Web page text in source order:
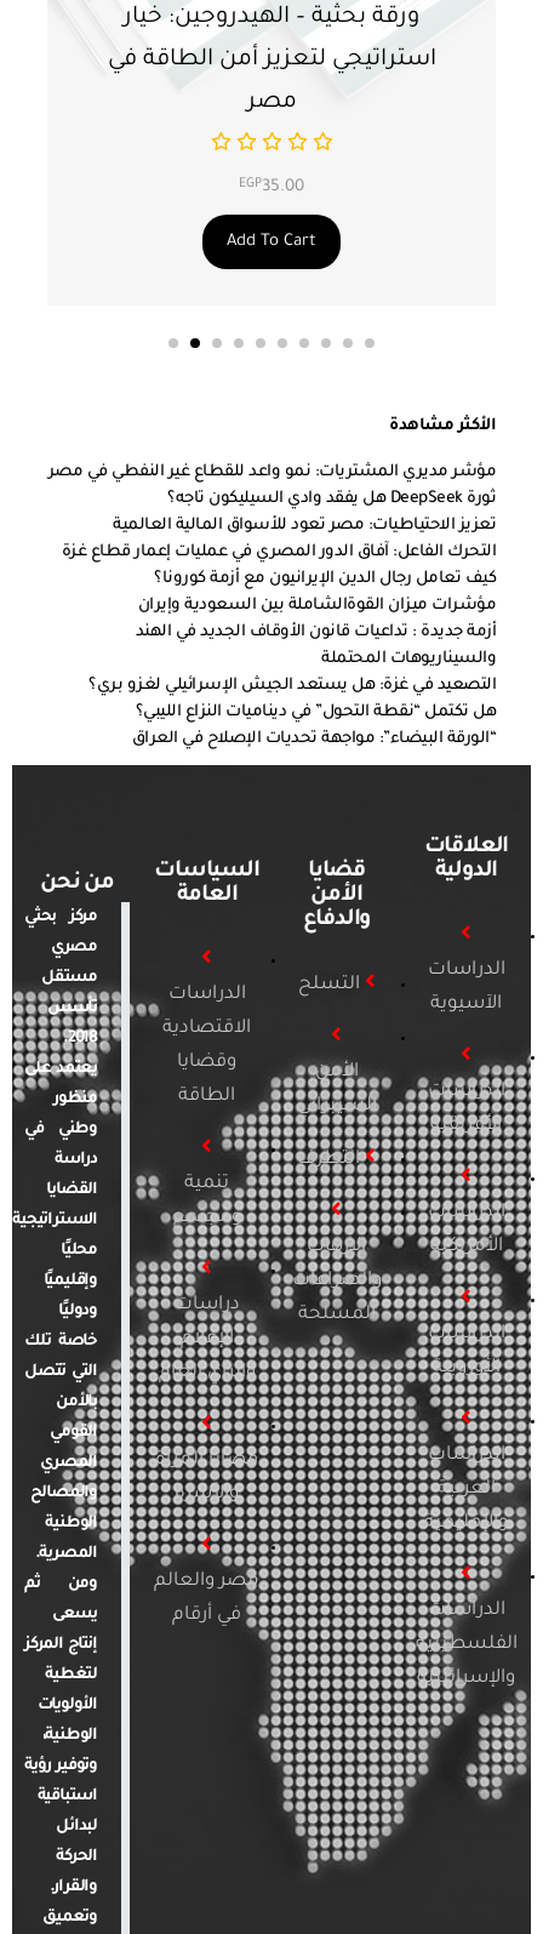
ورقة بحثية – الهيدروجين: خيار
استراتيجي لتعزيز أمن الطاقة في
مصر
EGP35.00
Add To Cart
الأكثر مشاهدة
مؤشر مديري المشتريات: نمو واعد للقطاع غير النفطي في مصر
ثورة DeepSeek هل يفقد وادي السيليكون تاجه؟
تعزيز الاحتياطيات: مصر تعود للأسواق المالية العالمية
التحرك الفاعل: آفاق الدور المصري في عمليات إعمار قطاع غزة
كيف تعامل رجال الدين الإيرانيون مع أزمة كورونا؟
مؤشرات ميزان القوةالشاملة بين السعودية وإيران
أزمة جديدة : تداعيات قانون الأوقاف الجديد في الهند
والسيناريوهات المحتملة
التصعيد في غزة: هل يستعد الجيش الإسرائيلي لغزو بري؟
هل تكتمل “نقطة التحول” في ديناميات النزاع الليبي؟
“الورقة البيضاء”: مواجهة تحديات الإصلاح في العراق
العلاقات
الدولية
الدراسات
الآسيوية
الدراسات
الأفريقية
الدراسات
الأمريكية
الدراسات
الأوروبية
الدراسات
العربية
والإقليمية
الدراسات
الفلسطينية
والإسرائيلية
قضايا
الأمن
والدفاع
التسلح
الأمن
السيبراني
التطرف
الإرهاب
والصراعات
المسلحة
السياسات
العامة
الدراسات
الاقتصادية
وقضايا
الطاقة
تنمية
ومجتمع
دراسات
الإعلام
والرأي العام
قضايا المرأة
والأسرة
مصر والعالم
في أرقام
من نحن
مركز بحثي
مصري
مستقل
تأسس
2018.
يعتمد على
منظور
وطني في
دراسة
القضايا
الاستراتيجية
محليًا
وإقليميًا
ودوليًا
خاصة تلك
التي تتصل
بالأمن
القومي
المصري
والمصالح
الوطنية
المصرية.
ومن ثم
يسعى
إنتاج المركز
لتغطية
الأولويات
الوطنية،
وتوفير رؤية
استباقية
لبدائل
الحركة
والقرار.
وتعميق